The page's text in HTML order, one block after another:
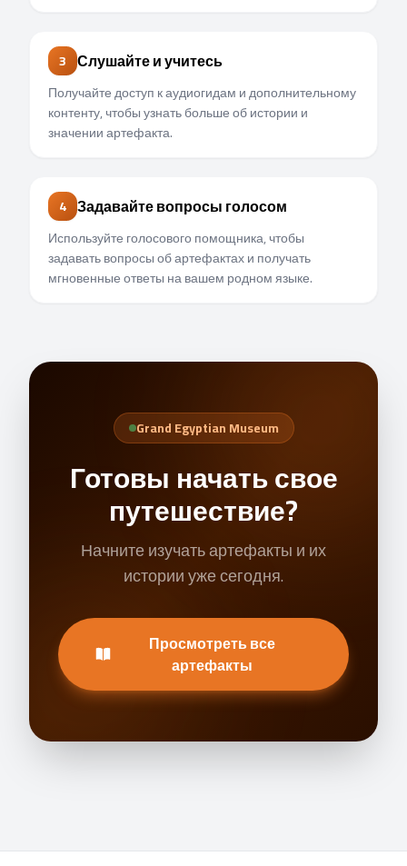
3 Слушайте и учитесь
Получайте доступ к аудиогидам и дополнительному
контенту, чтобы узнать больше об истории и
значении артефакта.
4 Задавайте вопросы голосом
Используйте голосового помощника, чтобы
задавать вопросы об артефактах и получать
мгновенные ответы на вашем родном языке.
Grand Egyptian Museum
Готовы начать свое
путешествие?
Начните изучать артефакты и их
истории уже сегодня.
Просмотреть все
артефакты